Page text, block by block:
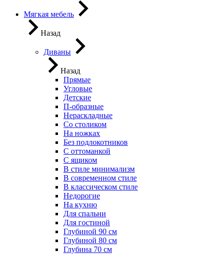
Мягкая мебель
Назад
Диваны
Назад
Прямые
Угловые
Детские
П-образные
Нераскладные
Со столиком
На ножках
Без подлокотников
С оттоманкой
С ящиком
В стиле минимализм
В современном стиле
В классическом стиле
Недорогие
На кухню
Для спальни
Для гостиной
Глубиной 90 см
Глубиной 80 см
Глубина 70 см